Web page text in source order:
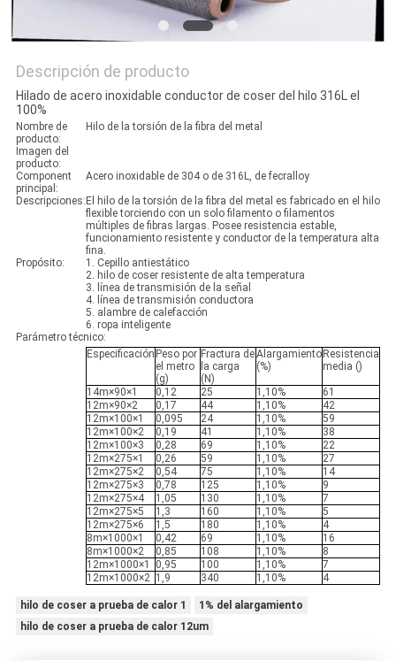
PIDA
UNA
CITA
MAPA
DEL
SITIO
POLÍTICAS
PRIVACIDAD
Descripción de producto
Hilado de acero inoxidable conductor de coser del hilo 316L el
100%
Nombre de
producto:
Hilo de la torsión de la fibra del metal
Imagen del
producto:
Component
principal:
Acero inoxidable de 304 o de 316L, de fecralloy
Descripciones: El hilo de la torsión de la fibra del metal es fabricado en el hilo
flexible torciendo con un solo filamento o filamentos
múltiples de fibras largas. Posee resistencia estable,
funcionamiento resistente y conductor de la temperatura alta
fina.
Propósito:
1. Cepillo antiestático
2. hilo de coser resistente de alta temperatura
3. línea de transmisión de la señal
4. línea de transmisión conductora
5. alambre de calefacción
6. ropa inteligente
Parámetro técnico:
Especificación Peso por
el metro
(g)
Fractura de
la carga
(N)
Alargamiento
(%)
Resistencia
media ()
14m×90×1 0,12 25 1,10%
61
12m×90×2
0,17 44 1,10%
42
12m×100×1
0,095 24 1,10%
59
12m×100×2
0,19 41 1,10%
38
12m×100×3
0,28 69 1,10%
22
12m×275×1
0,26 59 1,10%
27
12m×275×2
0,54 75 1,10%
14
12m×275×3
0,78 125 1,10%
9
12m×275×4
1,05 130 1,10%
7
12m×275×5
1,3 160 1,10%
5
12m×275×6
1,5 180 1,10%
4
8m×1000×1
0,42 69 1,10%
16
8m×1000×2
0,85 108 1,10%
8
12m×1000×1
0,95 100 1,10%
7
12m×1000×2 1,9 340 1,10% 4
hilo de coser a prueba de calor 1
1% del alargamiento
hilo de coser a prueba de calor 12um